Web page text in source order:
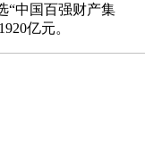
“中国百强财产集
亿元。